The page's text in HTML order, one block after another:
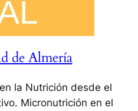
de Almería
la Nutrición desde el
Micronutrición en el